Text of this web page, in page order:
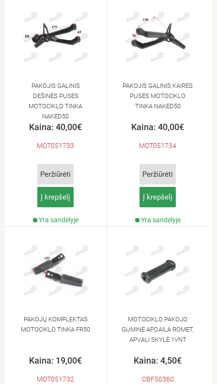
PAKOJIS GALINIS
DEŠINĖS PUSĖS
MOTOCIKLO TINKA
NAKED50
Kaina: 40,00€
MOT051733
Peržiūrėti
Į krepšelį
Yra sandėlyje
PAKOJIS GALINIS KAIRĖS
PUSĖS MOTOCIKLO
TINKA NAKED50
Kaina: 40,00€
MOT051734
Peržiūrėti
Į krepšelį
Yra sandėlyje
PAKOJŲ KOMPLEKTAS
MOTOCIKLO TINKA FR50
Kaina: 19,00€
MOT051732
MOTOCIKLO PAKOJO
GUMINĖ APDAILA ROMET,
APVALI SKYLĖ 1VNT
Kaina: 4,50€
CBF50360